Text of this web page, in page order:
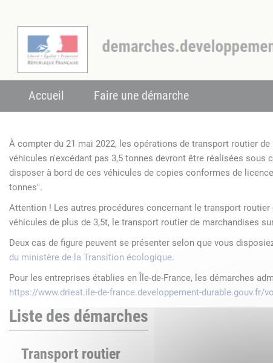
Accueil Faire une démarche
À compter du 21 mai 2022, les opérations de transport routier de
véhicules n'excédant pas 3,5 tonnes devront être réalisées
disposer à bord de ces véhicules de copies conformes de
tonnes".
Attention ! Les autres procédures concernant le transport
véhicules de plus de 3,5t, le transport routier de marchandises
Deux cas de figure peuvent se présenter selon que vous
du ministère de la Transition écologique.
Pour les entreprises établies en Île-de-France, les démarches
https://www.drieat.ile-de-france.developpement-durable.gouv.fr/
Liste des démarches
Transport routier